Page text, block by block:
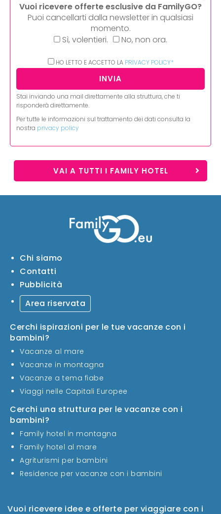
Vuoi ricevere offerte esclusive da FamilyGO?
Puoi cancellarti dalla newsletter in qualsiasi
momento.
Sì, volentieri.
No, non ora.
HO LETTO E ACCETTO LA PRIVACY POLICY*
Stai inviando una mail direttamente alla struttura, che ti
risponderà direttamente.
Per tutte le informazioni sul trattamento dei dati consulta la
nostra privacy policy
VAI A TUTTI I FAMILY HOTEL
Vuoi ricevere idee e offerte per viaggiare con i
Chi siamo
Contatti
Pubblicità
Area riservata
Cerchi ispirazioni per le tue vacanze con i
bambini?
Vacanze al mare
Vacanze in montagna
Vacanze a tema fiabe
Viaggi nelle Capitali Europee
Cerchi una struttura per le vacanze con i
bambini?
Family hotel in montagna
Family hotel al mare
Agriturismi per bambini
Residence per vacanze con i bambini